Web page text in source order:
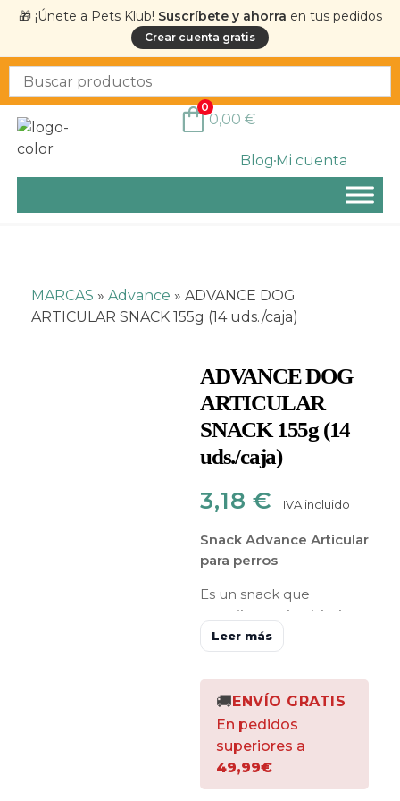
🎁 ¡Únete a Pets Klub! Suscríbete y ahorra en tus pedidos
Crear cuenta gratis
BlogMi cuenta
0
0,00 €
MARCAS » Advance » ADVANCE DOG
ARTICULAR SNACK 155g (14 uds./caja)
ADVANCE DOG
ARTICULAR
SNACK 155g (14
uds./caja)
3,18 € IVA incluido
Snack Advance Articular
para perros
Es un snack que
contribuye al cuidado
diario de las
articulaciones y los
huesosgracias a la
eficaz combinación de
Glucosamina ,
Condroitina
Ácido Hialurónico
Omega 3
Leer más
🚚 ENVÍO GRATIS
En pedidos
superiores a
49,99€